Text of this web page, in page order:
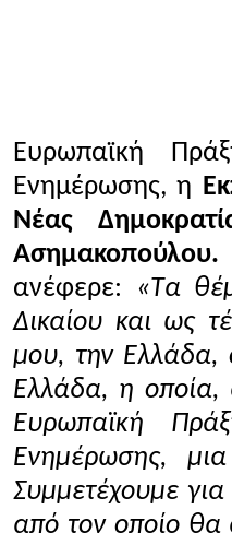
Ευρωπαϊκή
Ενημέρωσης, η
Νέας
Ασημακοπούλου.
ανέφερε: «Τα
Δικαίου και ως
μου, την Ελλάδα,
Ελλάδα, η οποία,
Ευρωπαϊκή
Ενημέρωσης,
Συμμετέχουμε
από τον οποίο θα